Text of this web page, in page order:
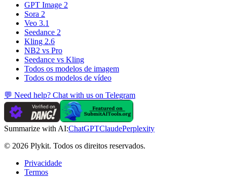
GPT Image 2
Sora 2
Veo 3.1
Seedance 2
Kling 2.6
NB2 vs Pro
Seedance vs Kling
Todos os modelos de imagem
Todos os modelos de vídeo
💬 Need help? Chat with us on Telegram
Summarize with AI:ChatGPTClaudePerplexity
© 2026 Plykit. Todos os direitos reservados.
Privacidade
Termos